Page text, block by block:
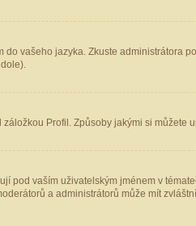
vašeho jazyka. Zkuste administrátora
Profil. Způsoby jakými si
pod vaším uživatelským jménem v
a administrátorů může mít